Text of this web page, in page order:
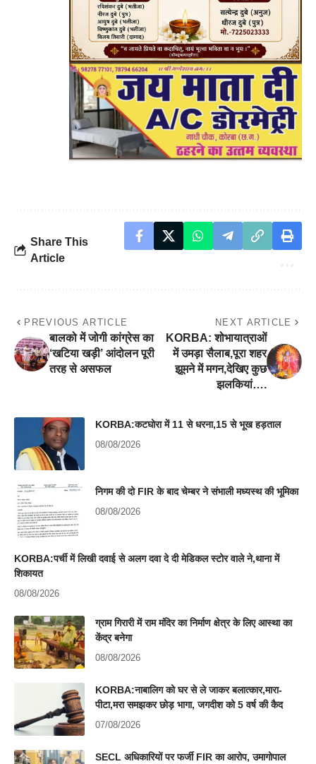
Share This
Article
PREVIOUS ARTICLE
बालको में जोगी कांग्रेस का
‘खटिया खड़ी’ आंदोलन पूरी
तरह से असफल
NEXT ARTICLE
KORBA: शोभायात्राओं
में उमड़ा सैलाब,पूरा शहर
झूमने में मगन,देखिए कुछ
झलकियां….
KORBA:कटघोरा में 11 से धरना,15 से भूख हड़ताल
08/08/2026
निगम की दो FIR के बाद चेम्बर ने संभाली मध्यस्थ की भूमिका
08/08/2026
KORBA:पर्ची में लिखी दवाई से अलग दवा दे दी मेडिकल स्टोर वाले ने,थाना में
शिकायत
08/08/2026
ग्राम गिरारी में राम मंदिर का निर्माण क्षेत्र के लिए आस्था का
केंद्र बनेगा
08/08/2026
KORBA:नाबालिग को घर से ले जाकर बलात्कार,मारा-
पीटा,मरा समझकर छोड़ भागा, जगदीश को 5 वर्ष की कैद
07/08/2026
SECL अधिकारियों पर फर्जी FIR का आरोप, उमागोपाल